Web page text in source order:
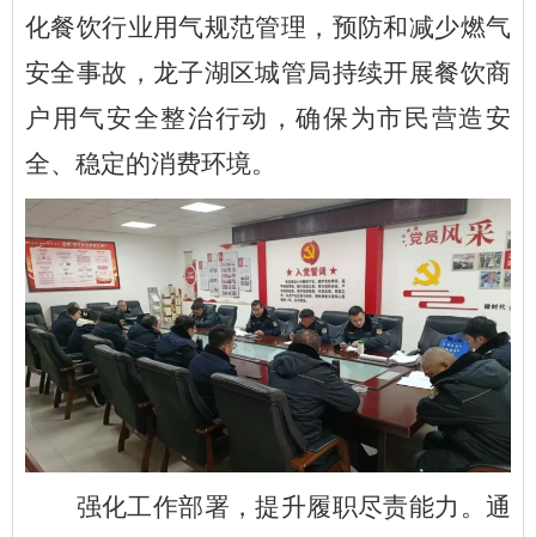
化餐饮行业用气规范管理，预防和减少燃气
安全事故，龙子湖区城管局持续开展餐饮商
户用气安全整治行动，确保为市民营造安
全、稳定的消费环境。
强化工作部署，提升履职尽责能力。通